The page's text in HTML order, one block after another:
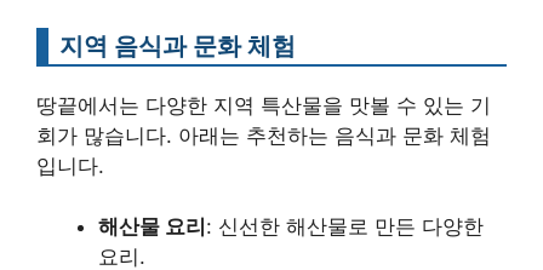
지역 음식과 문화 체험
땅끝에서는 다양한 지역 특산물을 맛볼 수 있는 기
회가 많습니다. 아래는 추천하는 음식과 문화 체험
입니다.
해산물 요리 : 신선한 해산물로 만든 다양한
요리.